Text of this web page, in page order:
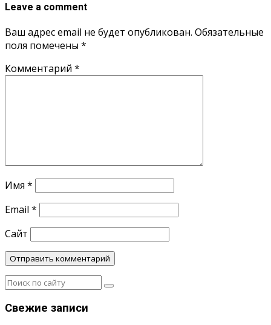
Leave a comment
Ваш адрес email не будет опубликован. Обязательные
поля помечены *
Комментарий *
Имя *
Email *
Сайт
Свежие записи